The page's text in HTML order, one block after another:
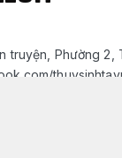
truyện, Phường 2,